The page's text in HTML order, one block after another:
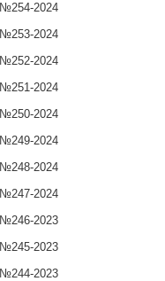
№254-2024
№253-2024
№252-2024
№251-2024
№250-2024
№249-2024
№248-2024
№247-2024
№246-2023
№245-2023
№244-2023